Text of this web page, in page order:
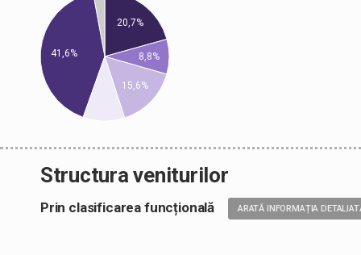
20,7%
8,8%
15,6%
41,6%
Structura veniturilor
Prin clasificarea funcțională ARATĂ INFORMAȚIA